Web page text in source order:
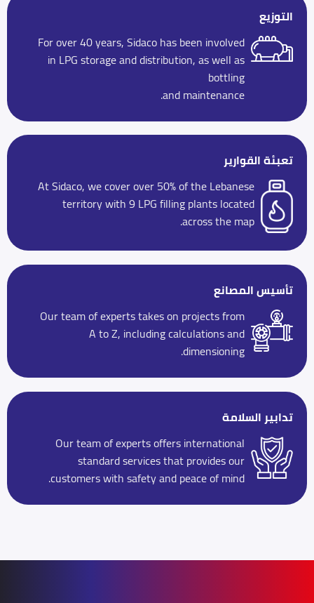
التوزيع
For over 40 years, Sidaco has been involved
in LPG storage and distribution, as well as
bottling
and maintenance.
تعبئة القوارير
At Sidaco, we cover over 50% of the Lebanese
territory with 9 LPG filling plants located
across the map.
تأسيس المصانع
Our team of experts takes on projects from
A to Z, including calculations and
dimensioning.
تدابير السلامة
Our team of experts offers international
standard services that provides our
customers with safety and peace of mind.